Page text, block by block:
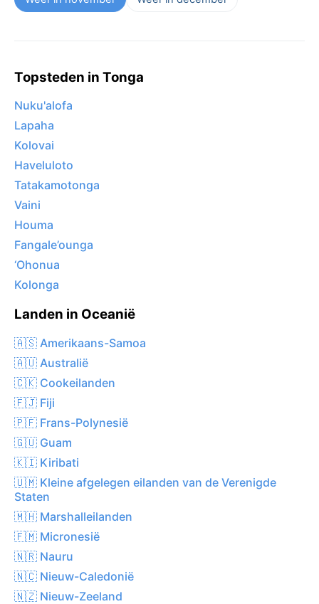
Topsteden in Tonga
Nuku'alofa
Lapaha
Kolovai
Haveluloto
Tatakamotonga
Vaini
Houma
Fangale’ounga
‘Ohonua
Kolonga
Landen in Oceanië
🇦🇸 Amerikaans-Samoa
🇦🇺 Australië
🇨🇰 Cookeilanden
🇫🇯 Fiji
🇵🇫 Frans-Polynesië
🇬🇺 Guam
🇰🇮 Kiribati
🇺🇲 Kleine afgelegen eilanden van de Verenigde
Staten
🇲🇭 Marshalleilanden
🇫🇲 Micronesië
🇳🇷 Nauru
🇳🇨 Nieuw-Caledonië
🇳🇿 Nieuw-Zeeland